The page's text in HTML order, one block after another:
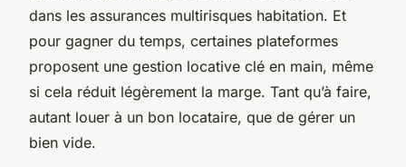
dans les assurances multirisques habitation. Et
pour gagner du temps, certaines plateformes
proposent une gestion locative clé en main, même
si cela réduit légèrement la marge. Tant qu’à faire,
autant louer à un bon locataire, que de gérer un
bien vide.